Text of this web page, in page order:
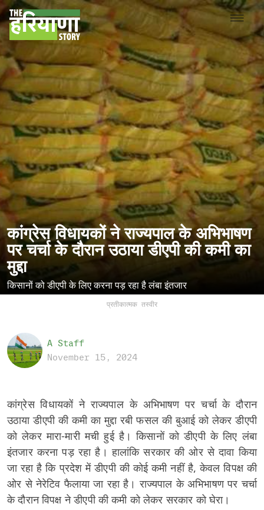
कांग्रेस विधायकों ने राज्यपाल के अभिभाषण
पर चर्चा के दौरान उठाया डीएपी की कमी का
मुद्दा
किसानों को डीएपी के लिए करना पड़ रहा है लंबा इंतजार
प्रतीकात्मक तस्वीर
A Staff
November 15, 2024
कांग्रेस विधायकों ने राज्यपाल के अभिभाषण पर चर्चा के दौरान
उठाया डीएपी की कमी का मुद्दा रबी फसल की बुआई को लेकर डीएपी
को लेकर मारा-मारी मची हुई है। किसानों को डीएपी के लिए लंबा
इंतजार करना पड़ रहा है। हालांकि सरकार की ओर से दावा किया
जा रहा है कि प्रदेश में डीएपी की कोई कमी नहीं है, केवल विपक्ष की
ओर से नेरेटिव फैलाया जा रहा है। राज्यपाल के अभिभाषण पर चर्चा
के दौरान विपक्ष ने डीएपी की कमी को लेकर सरकार को घेरा।